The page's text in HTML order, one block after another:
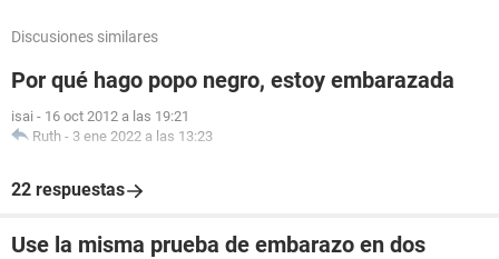
Discusiones similares
Por qué hago popo negro, estoy embarazada
isai - 16 oct 2012 a las 19:21
Ruth - 3 ene 2022 a las 13:23
22 respuestas
Use la misma prueba de embarazo en dos